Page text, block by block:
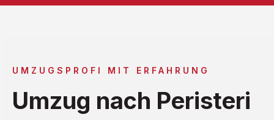
UMZUGSPROFI MIT ERFAHRUNG
Umzug nach Peristeri